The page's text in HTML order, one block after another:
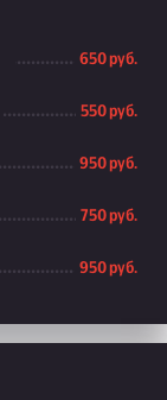
650 руб.
550 руб.
950 руб.
750 руб.
950 руб.